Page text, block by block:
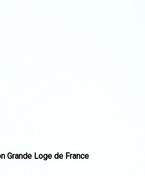
Grande Loge de France